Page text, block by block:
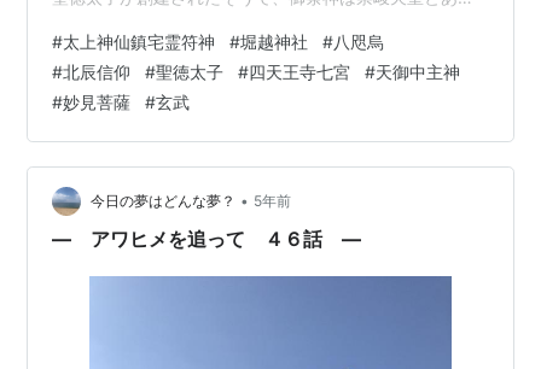
り四天王寺七宮のひとつとして創建されたとあります。
そもそも四天王寺七宮とは？ 四天王寺七宮（してんのう
じしちみや）は、聖徳太子が四天王寺を創建した際に、
その外護として造営された神社群である。 いずれも現在
の大阪府大阪市天王寺区に位置し、以下の七つの神社を
指す。 ・大江神社（夕陽丘町）・上之…
#太上神仙鎮宅霊符神 #堀越神社 #八咫烏
#北辰信仰 #聖徳太子 #四天王寺七宮 #天御中主神
#妙見菩薩 #玄武
今日の夢はどんな夢？ • 5年前
― アワヒメを追って ４６話 ―